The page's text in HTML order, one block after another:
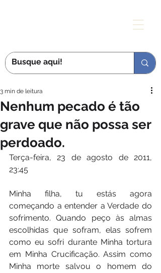
Nenhum pecado é tão
grave que não possa ser
perdoado.
3 min de leitura
Terça-feira, 23 de agosto de 2011,
23:45
Minha filha, tu estás agora
começando a entender a Verdade do
sofrimento. Quando peço às almas
escolhidas que sofram, elas sofrem
como eu sofri durante Minha tortura
em Minha Crucificação. Assim como
Minha morte salvou o homem do